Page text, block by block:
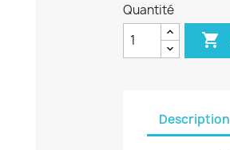
Quantité

Description